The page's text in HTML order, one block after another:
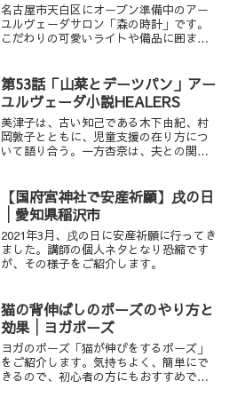
名古屋市天白区にオープン準備中のアー
ユルヴェーダサロン「森の時計」です。
こだわりの可愛いライトや備品に囲まれ
オイルからあなたに最適なケアを提案。
日常のアドバイスもお任せください。
第53話「山菜とデーツパン」アー
ユルヴェーダ小説HEALERS
美津子は、古い知己である木下由紀、村
岡敦子とともに、児童支援の在り方につ
いて語り合う。一方杏奈は、夫との関係
指導者の導入に向けての準備が進む中
で、美津子は沙羅と杏奈に支援を依頼す
るのだった。そして、杏奈は山菜を採り
に赴いた明神山で、見知らぬ女性と出会
い…？
【国府宮神社で安産祈願】戌の日
│愛知県稲沢市
2021年3月、戌の日に安産祈願に行ってき
ました。講師の個人ネタとなり恐縮です
が、その様子をご紹介します。
猫の背伸ばしのポーズのやり方と
効果│ヨガポーズ
ヨガのポーズ「猫が伸びをするポーズ」
をご紹介します。気持ちよく、簡単にで
きるので、初心者の方にもおすすめで